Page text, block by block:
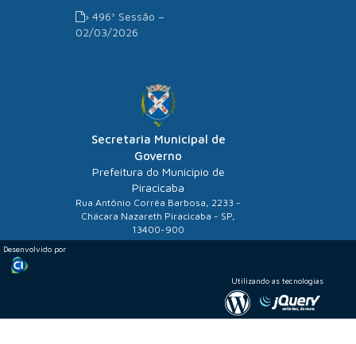
› 496ª Sessão –
02/03/2026
Secretaria Municipal de
Governo
Prefeitura do Município de
Piracicaba
Rua Antônio Corrêa Barbosa, 2233 -
Chácara Nazareth Piracicaba - SP,
13400-900
Desenvolvido por
Utilizando as tecnologias